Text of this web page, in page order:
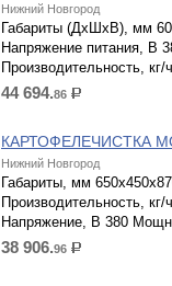
Нижний Новгород
Габариты (ДхШхВ), мм
Напряжение питания, В
Производительность, кг/
44 694.86 р.
КАРТОФЕЛЕЧИСТКА
Нижний Новгород
Габариты, мм
Производительность,
Напряжение, В 380
38 906.96 р.